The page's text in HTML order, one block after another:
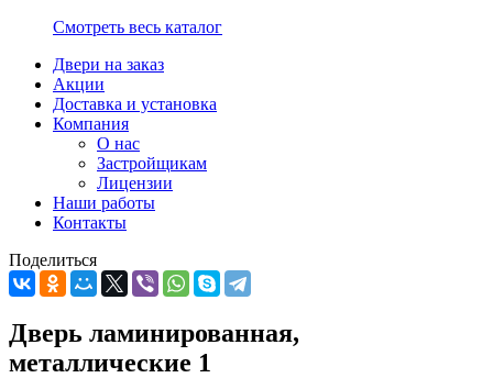
Смотреть весь каталог
Двери на заказ
Акции
Доставка и установка
Компания
О нас
Застройщикам
Лицензии
Наши работы
Контакты
Поделиться
Дверь ламинированная,
металлические 1